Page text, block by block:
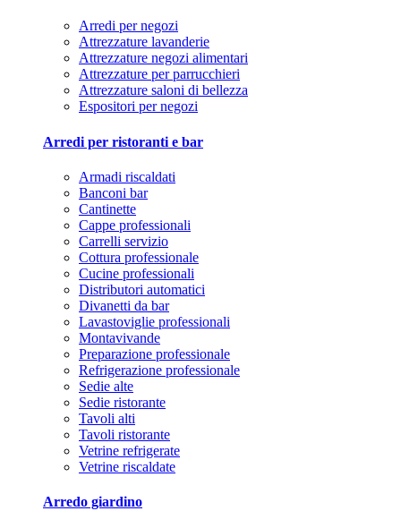
Arredi per negozi
Attrezzature lavanderie
Attrezzature negozi alimentari
Attrezzature per parrucchieri
Attrezzature saloni di bellezza
Espositori per negozi
Arredi per ristoranti e bar
Armadi riscaldati
Banconi bar
Cantinette
Cappe professionali
Carrelli servizio
Cottura professionale
Cucine professionali
Distributori automatici
Divanetti da bar
Lavastoviglie professionali
Montavivande
Preparazione professionale
Refrigerazione professionale
Sedie alte
Sedie ristorante
Tavoli alti
Tavoli ristorante
Vetrine refrigerate
Vetrine riscaldate
Arredo giardino